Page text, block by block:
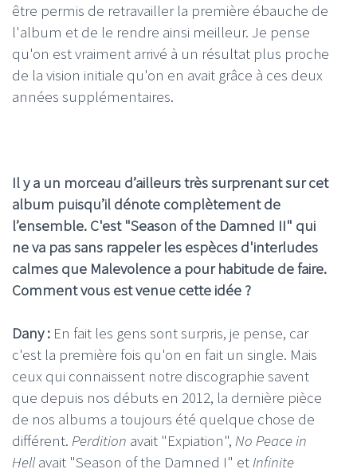
être permis de retravailler la première ébauche de
l'album et de le rendre ainsi meilleur. Je pense
qu'on est vraiment arrivé à un résultat plus proche
de la vision initiale qu'on en avait grâce à ces deux
années supplémentaires.
Il y a un morceau d’ailleurs très surprenant sur cet
album puisqu’il dénote complètement de
l’ensemble. C'est "Season of the Damned II" qui
ne va pas sans rappeler les espèces d'interludes
calmes que Malevolence a pour habitude de faire.
Comment vous est venue cette idée ?
Dany : En fait les gens sont surpris, je pense, car
c'est la première fois qu'on en fait un single. Mais
ceux qui connaissent notre discographie savent
que depuis nos débuts en 2012, la dernière pièce
de nos albums a toujours été quelque chose de
différent. Perdition avait "Expiation", No Peace in
Hellavait "Season of the Damned I" etInfinite